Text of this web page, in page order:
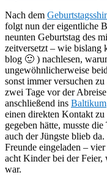
Nach dem
folgt nun der eigentliche
neunten Geburtstag des
zeitversetzt – wie bislang
blog 🙂 ) nachlesen,
ungewöhnlicherweise
sonst immer versuchen
zwei Tage vor der
anschließend ins Baltikum
einen direkten Kontakt
gegeben hätte, musste
auch der Jüngste blieb
Freunde eingeladen –
acht Kinder bei der Feier,
war.